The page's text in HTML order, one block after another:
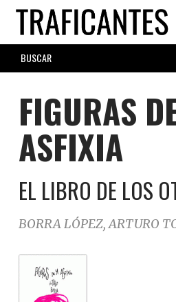
Skip
main
content
SEARCH
FORM
FIGURAS
ASFIXIA
EL LIBRO DE LOS
BORRA LÓPEZ, ARTURO